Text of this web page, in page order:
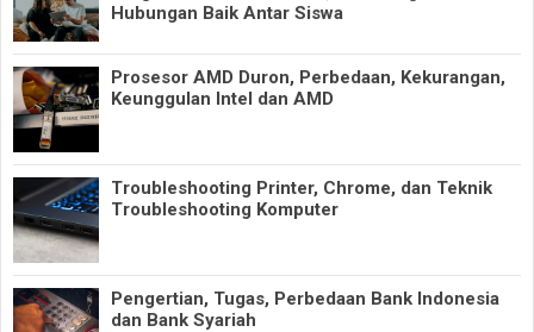
Hubungan Baik Antar Siswa
Prosesor AMD Duron, Perbedaan, Kekurangan,
Keunggulan Intel dan AMD
Troubleshooting Printer, Chrome, dan Teknik
Troubleshooting Komputer
Pengertian, Tugas, Perbedaan Bank Indonesia
dan Bank Syariah